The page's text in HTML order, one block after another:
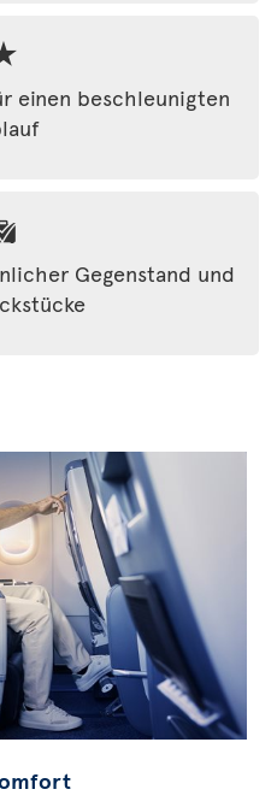
einen beschleunigten
Gegenstand und